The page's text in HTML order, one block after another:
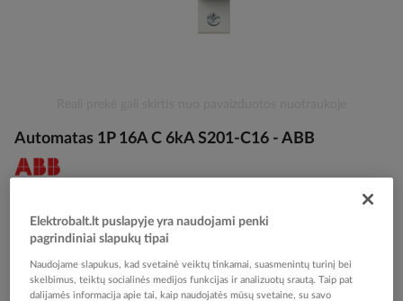
the
beginning
of
Automatas 1P 16A C 6kA S201-C16 - ABB
028338
EAN kodas
Gamintojo prekės kodas
Prisijunkite, norėdami pamatyti kainas
Elektrobalt.lt puslapyje yra naudojami penki
pagrindiniai slapukų tipai
Naudojame slapukus, kad svetainė veiktų tinkamai, suasmenintų turinį bei
skelbimus, teiktų socialinės medijos funkcijas ir analizuotų srautą. Taip pat
dalijamės informacija apie tai, kaip naudojatės mūsų svetaine, su savo